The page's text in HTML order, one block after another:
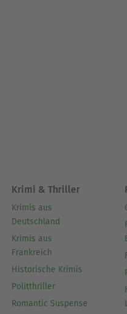
Krimi & Thriller
Krimis aus
Deutschland
Krimis aus
Frankreich
Historische Krimis
Politthriller
Romantic Suspense